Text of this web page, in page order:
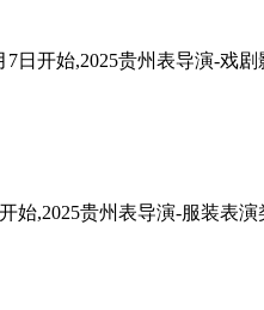
开始,2025贵州表导演-戏剧
,2025贵州表导演-服装表演